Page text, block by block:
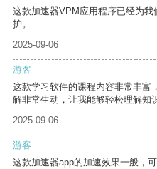
这款加速器VPM应用程序已经为
护。
2025-09-06
游客
这款学习软件的课程内容非常丰富
解非常生动，让我能够轻松理解知
2025-09-06
游客
这款加速器app的加速效果一般，